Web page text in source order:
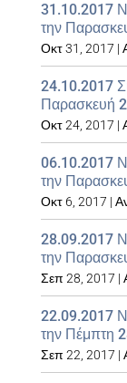
31.10.2017
την
Οκτ 31, 2017 |
24.10.2017
Παρασκευή
Οκτ 24, 2017 |
06.10.2017
την
Οκτ 6, 2017 |
28.09.2017
την
Σεπ 28, 2017 |
22.09.2017
την Πέμπτη
Σεπ 22, 2017 |